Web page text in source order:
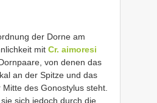
der Dorne am
mit Cr. aimoresi
von denen das
an der Spitze und das
des Gonostylus steht.
sich jedoch durch die